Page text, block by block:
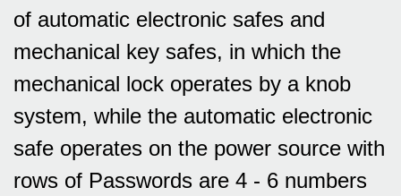
of automatic electronic safes and
mechanical key safes, in which the
mechanical lock operates by a knob
system, while the automatic electronic
safe operates on the power source with
rows of Passwords are 4 - 6 numbers